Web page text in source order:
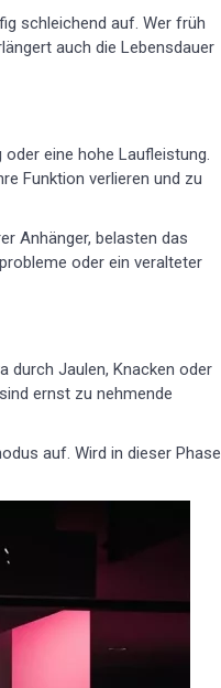
schleichend auf. Wer früh
auch die Lebensdauer
eine hohe Laufleistung.
Funktion verlieren und zu
Anhänger, belasten das
oder ein veralteter
durch Jaulen, Knacken oder
ernst zu nehmende
auf. Wird in dieser Phase